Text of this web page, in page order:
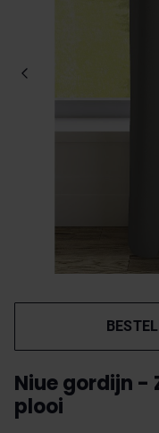
Niue gordijn -
plooi